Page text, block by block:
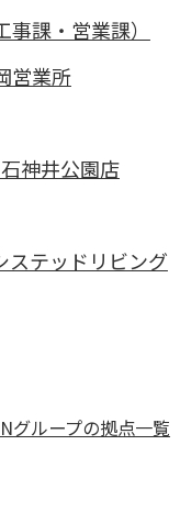
課・営業課）
営業所
神井公園店
テッドリビング
グループの拠点一覧